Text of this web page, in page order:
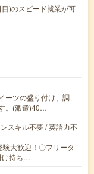
)のスピード就業が可
ーツの盛り付け、調
。(派遣)40…
スキル不要 / 英語力不
験大歓迎！〇フリータ
け持ち…